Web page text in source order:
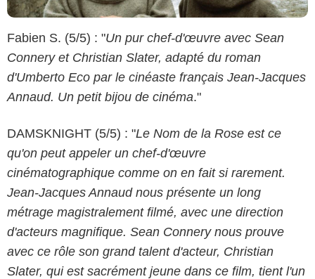
Fabien S. (5/5) : "Un pur chef-d'œuvre avec Sean
Connery et Christian Slater, adapté du roman
d'Umberto Eco par le cinéaste français Jean-Jacques
Annaud. Un petit bijou de cinéma."
DAMSKNIGHT (5/5) : "Le Nom de la Rose est ce
qu'on peut appeler un chef-d'œuvre
cinématographique comme on en fait si rarement.
Jean-Jacques Annaud nous présente un long
métrage magistralement filmé, avec une direction
d'acteurs magnifique. Sean Connery nous prouve
avec ce rôle son grand talent d'acteur, Christian
Slater, qui est sacrément jeune dans ce film, tient l'un